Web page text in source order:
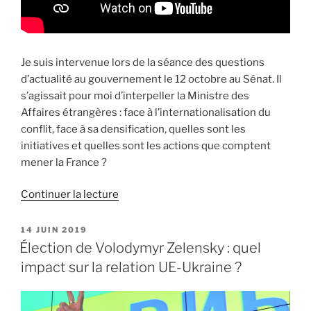
Je suis intervenue lors de la séance des questions
d’actualité au gouvernement le 12 octobre au Sénat. Il
s’agissait pour moi d’interpeller la Ministre des
Affaires étrangères : face à l’internationalisation du
conflit, face à sa densification, quelles sont les
initiatives et quelles sont les actions que comptent
mener la France ?
Continuer la lecture
l’internationalisation
du
en
PUBLIÉ
LE
14 JUIN 2019
Élection de Volodymyr Zelensky : quel
impact sur la relation UE-Ukraine ?